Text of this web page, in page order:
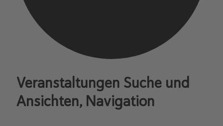
Veranstaltungen Suche und
Ansichten, Navigation